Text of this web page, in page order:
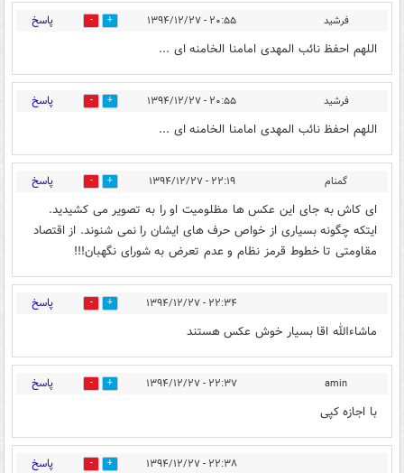
فرشید ۲۰:۵۵ - ۱۳۹۴/۱۲/۲۷ 0 پاسخ
اللهم احفظ نائب المهدی امامنا الخامنه ای ...
فرشید ۲۰:۵۵ - ۱۳۹۴/۱۲/۲۷ 0 پاسخ
اللهم احفظ نائب المهدی امامنا الخامنه ای ...
گمنام ۲۲:۱۹ - ۱۳۹۴/۱۲/۲۷ 0 پاسخ
ای کاش به جای این عکس ها مظلومیت او را به تصویر می کشیدید.
ایتکه چگونه بسیاری از خواص حرف های ایشان را نمی شنوند. از اقتصاد
مقاومتی تا خطوط قرمز نظام و عدم تعرض به شورای نگهبان!!!
۲۲:۳۴ - ۱۳۹۴/۱۲/۲۷ 0 پاسخ
ماشاءالله اقا بسیار خوش عکس هستند
amin ۲۲:۳۷ - ۱۳۹۴/۱۲/۲۷ 0 پاسخ
با اجازه کپی
۲۲:۳۸ - ۱۳۹۴/۱۲/۲۷ 0 پاسخ